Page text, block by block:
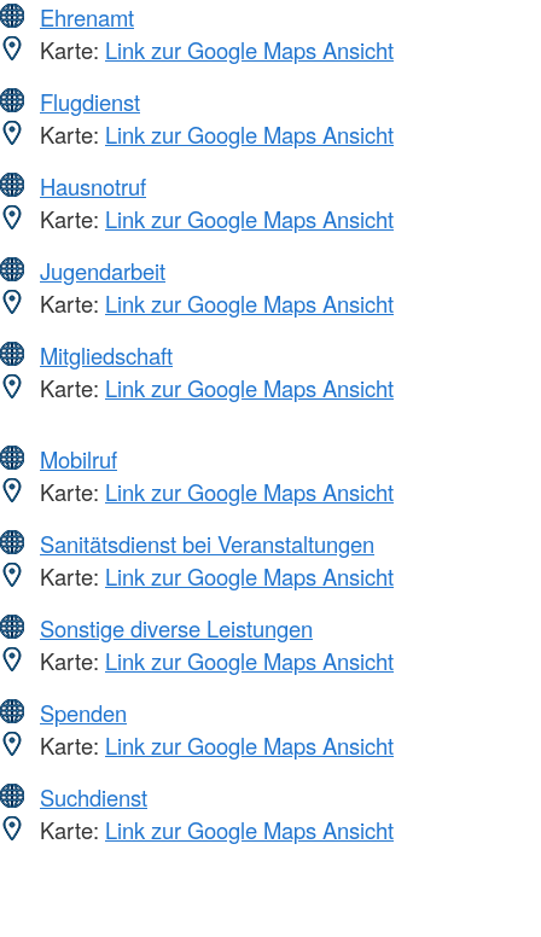
Ehrenamt
Karte: Link zur Google Maps Ansicht
Flugdienst
Karte: Link zur Google Maps Ansicht
Hausnotruf
Karte: Link zur Google Maps Ansicht
Jugendarbeit
Karte: Link zur Google Maps Ansicht
Mitgliedschaft
Karte: Link zur Google Maps Ansicht
Mobilruf
Karte: Link zur Google Maps Ansicht
Sanitätsdienst bei Veranstaltungen
Karte: Link zur Google Maps Ansicht
Sonstige diverse Leistungen
Karte: Link zur Google Maps Ansicht
Spenden
Karte: Link zur Google Maps Ansicht
Suchdienst
Karte: Link zur Google Maps Ansicht